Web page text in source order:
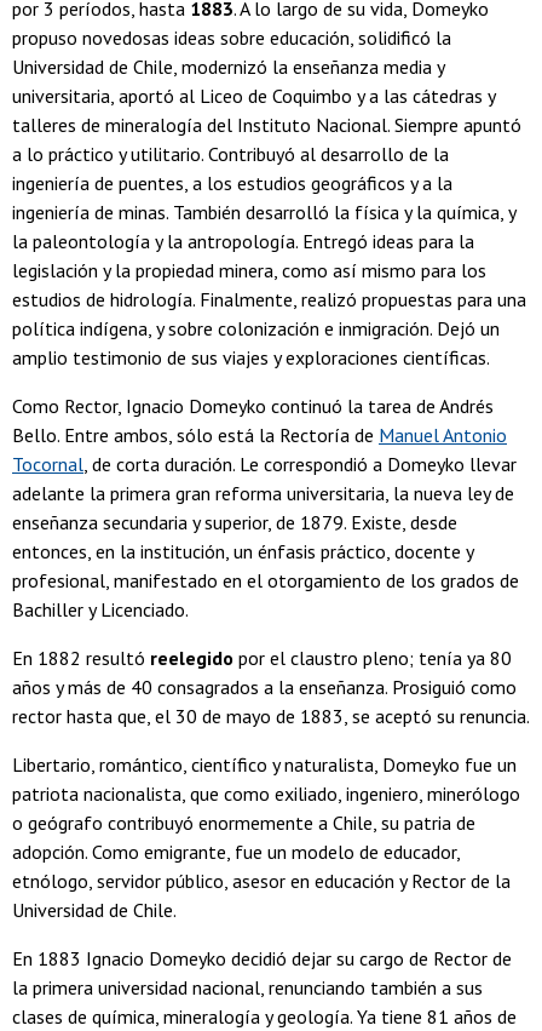
por 3 períodos, hasta 1883. A lo largo de su vida, Domeyko
propuso novedosas ideas sobre educación, solidificó la
Universidad de Chile, modernizó la enseñanza media y
universitaria, aportó al Liceo de Coquimbo y a las cátedras y
talleres de mineralogía del Instituto Nacional. Siempre apuntó
a lo práctico y utilitario. Contribuyó al desarrollo de la
ingeniería de puentes, a los estudios geográficos y a la
ingeniería de minas. También desarrolló la física y la química, y
la paleontología y la antropología. Entregó ideas para la
legislación y la propiedad minera, como así mismo para los
estudios de hidrología. Finalmente, realizó propuestas para una
política indígena, y sobre colonización e inmigración. Dejó un
amplio testimonio de sus viajes y exploraciones científicas.
Como Rector, Ignacio Domeyko continuó la tarea de Andrés
Bello. Entre ambos, sólo está la Rectoría de Manuel Antonio
Tocornal , de corta duración. Le correspondió a Domeyko llevar
adelante la primera gran reforma universitaria, la nueva ley de
enseñanza secundaria y superior, de 1879. Existe, desde
entonces, en la institución, un énfasis práctico, docente y
profesional, manifestado en el otorgamiento de los grados de
Bachiller y Licenciado.
En 1882 resultó reelegido por el claustro pleno; tenía ya 80
años y más de 40 consagrados a la enseñanza. Prosiguió como
rector hasta que, el 30 de mayo de 1883, se aceptó su renuncia.
Libertario, romántico, científico y naturalista, Domeyko fue un
patriota nacionalista, que como exiliado, ingeniero, minerólogo
o geógrafo contribuyó enormemente a Chile, su patria de
adopción. Como emigrante, fue un modelo de educador,
etnólogo, servidor público, asesor en educación y Rector de la
Universidad de Chile.
En 1883 Ignacio Domeyko decidió dejar su cargo de Rector de
la primera universidad nacional, renunciando también a sus
clases de química, mineralogía y geología. Ya tiene 81 años de